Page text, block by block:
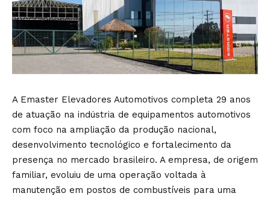
A Emaster Elevadores Automotivos completa 29 anos
de atuação na indústria de equipamentos automotivos
com foco na ampliação da produção nacional,
desenvolvimento tecnológico e fortalecimento da
presença no mercado brasileiro. A empresa, de origem
familiar, evoluiu de uma operação voltada à
manutenção em postos de combustíveis para uma